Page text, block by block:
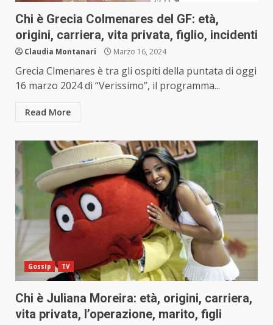
Chi è Grecia Colmenares del GF: età,
origini, carriera, vita privata, figlio, incidenti
Claudia Montanari Marzo 16, 2024
Grecia Clmenares è tra gli ospiti della puntata di oggi
16 marzo 2024 di “Verissimo”, il programma...
Read More
Gossip TV
Chi è Juliana Moreira: età, origini, carriera,
vita privata, l’operazione, marito, figli